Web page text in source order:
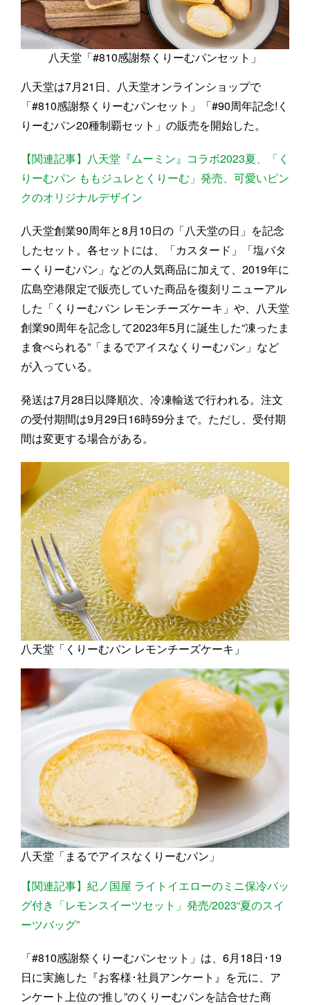
八天堂「#810感謝祭くりーむパンセット」
八天堂は7月21日、八天堂オンラインショップで
「#810感謝祭くりーむパンセット」「#90周年記念!く
りーむパン20種制覇セット」の販売を開始した。
【関連記事】八天堂『ムーミン』コラボ2023夏、「く
りーむパン ももジュレとくりーむ」発売、可愛いピン
クのオリジナルデザイン
八天堂創業90周年と8月10日の「八天堂の日」を記念
したセット。各セットには、「カスタード」「塩バタ
ーくりーむパン」などの人気商品に加えて、2019年に
広島空港限定で販売していた商品を復刻リニューアル
した「くりーむパン レモンチーズケーキ」や、八天堂
創業90周年を記念して2023年5月に誕生した“凍ったま
ま食べられる”「まるでアイスなくりーむパン」など
が入っている。
発送は7月28日以降順次、冷凍輸送で行われる。注文
の受付期間は9月29日16時59分まで。ただし、受付期
間は変更する場合がある。
八天堂「くりーむパン レモンチーズケーキ」
八天堂「まるでアイスなくりーむパン」
【関連記事】紀ノ国屋 ライトイエローのミニ保冷バッ
グ付き「レモンスイーツセット」発売/2023“夏のスイ
ーツバッグ”
「#810感謝祭くりーむパンセット」は、6月18日･19
日に実施した『お客様･社員アンケート』を元に、ア
ンケート上位の“推し”のくりーむパンを詰合せた商